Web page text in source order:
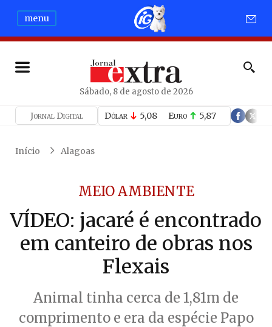
menu
Sábado, 8 de agosto de 2026
Jornal Digital Dólar 5,08 Euro 5,87
Início Alagoas
MEIO AMBIENTE
VÍDEO: jacaré é encontrado
em canteiro de obras nos
Flexais
Animal tinha cerca de 1,81m de
comprimento e era da espécie Papo